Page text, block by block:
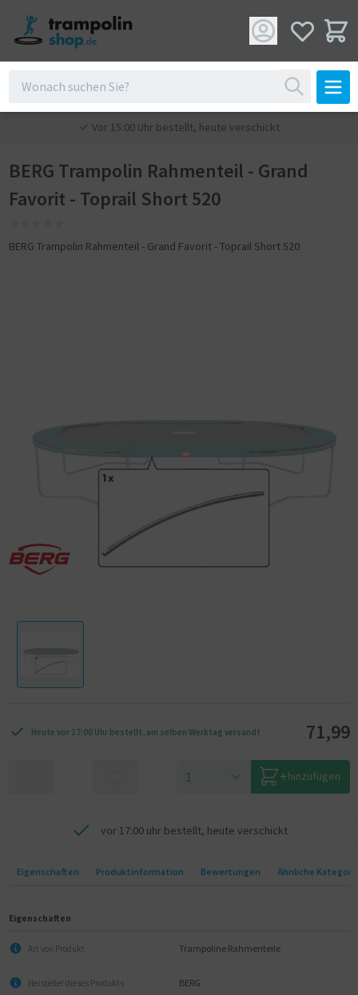
Vor 15:00 Uhr bestellt, heute verschickt
BERG Trampolin Rahmenteil - Grand
Favorit - Toprail Short 520
BERG Trampolin Rahmenteil - Grand Favorit - Toprail Short 520
Heute vor 17:00 Uhr bestellt, am selben Werktag versandt 71,99
hinzufügen
vor 17:00 uhr bestellt, heute verschickt
Eigenschaften Produktinformation Bewertungen Ähnliche
Eigenschaften
Art von Produkt Trampoline Rahmenteile
Hersteller dieses Produkts BERG